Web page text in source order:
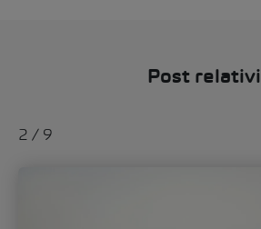
Post relativi
3 / 9